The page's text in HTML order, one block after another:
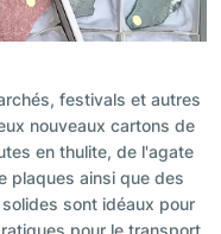
festivals et autres
nouveaux cartons de
en thulite, de l'agate
plaques ainsi que des
sont idéaux pour
pour le transport